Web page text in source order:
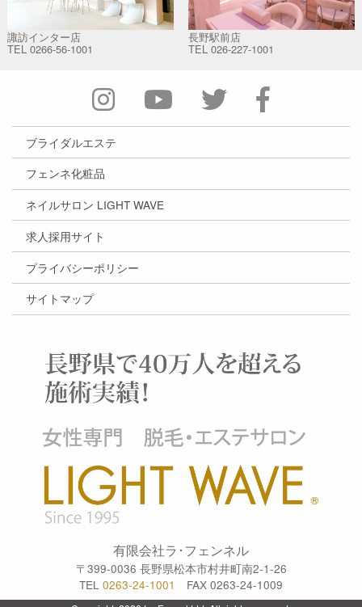
諏訪インター店
TEL 0266-56-1001
長野駅前店
TEL 026-227-1001
有限会社ラ･フェンネル
〒399-0036 長野県松本市村井町南2-1-26
TEL 0263-24-1001 FAX 0263-24-1009
ブライダルエステ
フェンネ化粧品
ネイルサロン LIGHT WAVE
求人採用サイト
プライバシーポリシー
サイトマップ